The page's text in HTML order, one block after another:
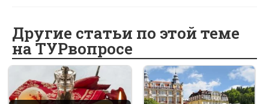
o
k
kl
as
ik
n
es
t m
Другие статьи по этой теме
на ТУРвопросе